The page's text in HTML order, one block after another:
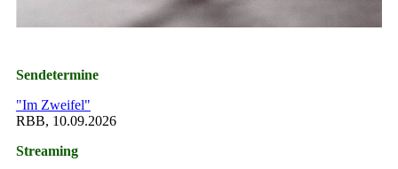
Sendetermine
"Im Zweifel"
RBB, 10.09.2026
Streaming